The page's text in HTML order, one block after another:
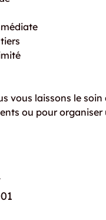
vous laissons le
ou pour organiser